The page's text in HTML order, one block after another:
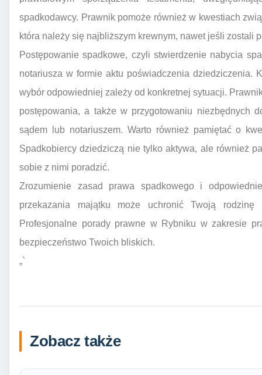
spadkodawcy. Prawnik pomoże również w kwestiach
która należy się najbliższym krewnym, nawet jeśli zostali
Postępowanie spadkowe, czyli stwierdzenie nabycia
notariusza w formie aktu poświadczenia dziedziczenia.
wybór odpowiedniej zależy od konkretnej sytuacji.
postępowania, a także w przygotowaniu niezbędnych
sądem lub notariuszem. Warto również pamiętać o
Spadkobiercy dziedziczą nie tylko aktywa, ale również
sobie z nimi poradzić.
Zrozumienie zasad prawa spadkowego i
przekazania majątku może uchronić Twoją
Profesjonalne porady prawne w Rybniku w zakresie
bezpieczeństwo Twoich bliskich.
„`
Zobacz także